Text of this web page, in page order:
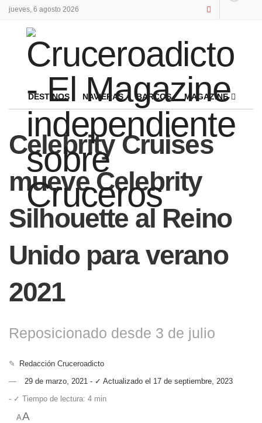
jueves, 6 agosto 2026
DESTINOS NAVIERAS BARCOS MAGAZINE
Celebrity Cruises
mueve Celebrity
Silhouette al Reino
Unido para verano
2021
Reposicionado desde 3 de julio
✎
Redacción Cruceroadicto
29 de marzo, 2021 - ✓ Actualizado el 17 de septiembre, 2023
- ✓ Tiempo de lectura: 4 min
AA